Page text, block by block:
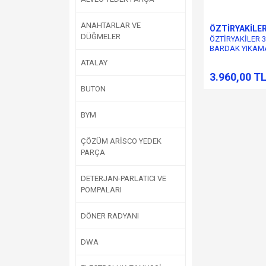
ANAHTARLAR VE
DÜĞMELER
ATALAY
BUTON
BYM
ÇÖZÜM ARİSCO YEDEK
PARÇA
DETERJAN-PARLATICI VE
POMPALARI
DÖNER RADYANI
DWA
ÖZTİRYAKİLER
ÖZTİRYAKİLER
BARDAK
3.960,00 TL